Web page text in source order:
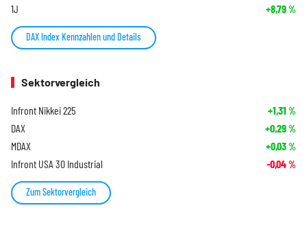
1J +8,79%
DAX Index Kennzahlen und Details
Sektorvergleich
Infront Nikkei 225 +1,31 %
DAX +0,29%
MDAX +0,03%
Infront USA 30 Industrial -0,04%
Zum Sektorvergleich